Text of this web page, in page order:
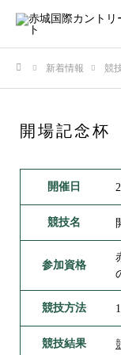
新着情報 競
開場記念杯
開催日
競技名
参加資格
競技方法
競技結果